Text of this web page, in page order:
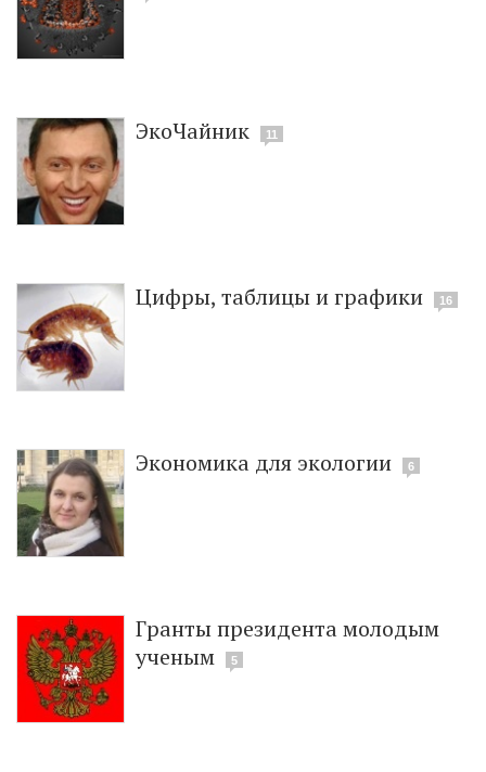
ЭкоЧайник 11
Цифры, таблицы и графики 16
Экономика для экологии 6
Гранты президента молодым
ученым
5